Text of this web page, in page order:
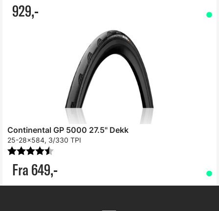
929,-
Continental GP 5000 27.5" Dekk
25-28x584, 3/330 TPI
Fra 649,-
Karakter: